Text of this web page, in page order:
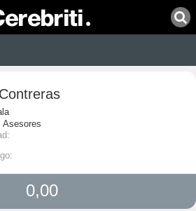
Asesores
0,00